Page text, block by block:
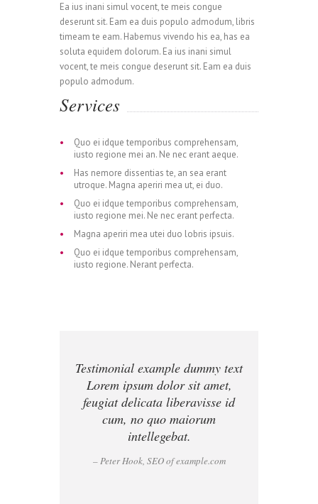
Ea ius inani simul vocent, te meis congue
deserunt sit. Eam ea duis populo admodum, libris
timeam te eam. Habemus vivendo his ea, has ea
soluta equidem dolorum. Ea ius inani simul
vocent, te meis congue deserunt sit. Eam ea duis
populo admodum.
Services
Quo ei idque temporibus comprehensam,
iusto regione mei an. Ne nec erant aeque.
Has nemore dissentias te, an sea erant
utroque. Magna aperiri mea ut, ei duo.
Quo ei idque temporibus comprehensam,
iusto regione mei. Ne nec erant perfecta.
Magna aperiri mea utei duo lobris ipsuis.
Quo ei idque temporibus comprehensam,
iusto regione. Nerant perfecta.
Testimonial example dummy text
Lorem ipsum dolor sit amet,
feugiat delicata liberavisse id
cum, no quo maiorum
intellegebat.
– Peter Hook, SEO of example.com
1
2
3
0
1
2
0
2
3
4